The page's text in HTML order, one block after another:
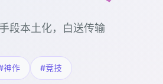
段本土化，白送传输
神作 #竞技